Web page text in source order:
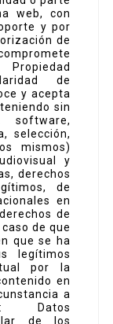
web, con
y por
de
de
y acepta
sin
software,
selección,
mismos)
y
derechos
de
en
de
de que
que se ha
legítimos
por la
en
a
Datos
de los